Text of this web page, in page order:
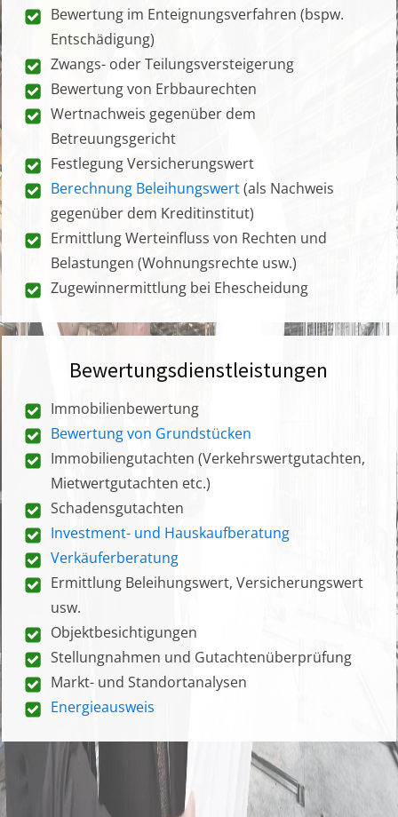
Bewertung im Enteignungsverfahren (bspw.
Entschädigung)
Zwangs- oder Teilungsversteigerung
Bewertung von Erbbaurechten
Wertnachweis gegenüber dem
Betreuungsgericht
Festlegung Versicherungswert
Berechnung Beleihungswert(als Nachweis
gegenüber dem Kreditinstitut)
Ermittlung Werteinfluss von Rechten und
Belastungen (Wohnungsrechte usw.)
Zugewinnermittlung bei Ehescheidung
Bewertungsdienstleistungen
Immobilienbewertung
Bewertung von Grundstücken
Immobiliengutachten (Verkehrswertgutachten,
Mietwertgutachten etc.)
Schadensgutachten
Investment- und Hauskaufberatung
Verkäuferberatung
Ermittlung Beleihungswert, Versicherungswert
usw.
Objektbesichtigungen
Stellungnahmen und Gutachtenüberprüfung
Markt- und Standortanalysen
Energieausweis